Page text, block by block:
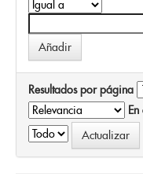
Resultados por página